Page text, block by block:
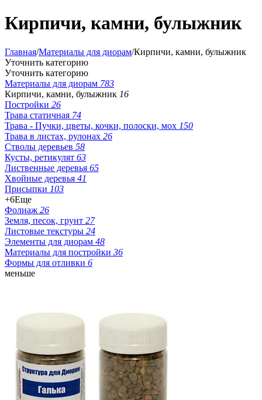
Кирпичи, камни, булыжник
Главная/Материалы для диорам/Кирпичи, камни, булыжник
Уточнить категорию
Уточнить категорию
Материалы для диорам 783
Кирпичи, камни, булыжник 16
Постройки 26
Трава статичная 74
Трава - Пучки, цветы, кочки, полоски, мох 150
Трава в листах, рулонах 26
Стволы деревьев 58
Кусты, ретикулят 63
Лиственные деревья 65
Хвойные деревья 41
Присыпки 103
+6Еще
Фолиаж 26
Земля, песок, грунт 27
Листовые текстуры 24
Элементы для диорам 48
Материалы для постройки 36
Формы для отливки 6
меньше